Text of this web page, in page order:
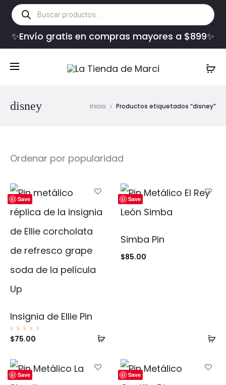
Búsqueda
de
productos
✨Envío gratis en compras mayores a $899✨
disney Inicio Productos etiquetados “disney”
Save
Añadir
carrito
Insignia de Ellie Pin
Valorad
o con
$75.00
Save
Simba Pin
$85.00
Save Save